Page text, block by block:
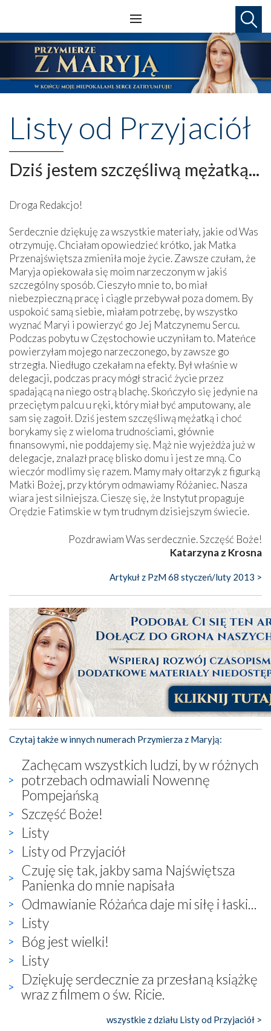
Listy od Przyjaciół
Dziś jestem szczęśliwą mężatką...
Droga Redakcjo!
Serdecznie dziękuję za wszystkie materiały, jakie od Was
otrzymuję. Chciałam opowiedzieć krótko, jak Matka
Przenajświętsza zmieniła moje życie. Zawsze czułam, że
Maryja opiekowała się moim narzeczonym w jakiś
szczególny sposób. Cieszyło mnie to, bo miał
niebezpieczną pracę i ciągle przebywał poza domem. By
uspokoić samą siebie, miałam potrzebę, by wszystko
wyznać Maryi i powierzyć go Jej Matczynemu Sercu.
Podczas pobytu w Częstochowie uczyniłam to. Mateńce
powierzyłam mojego narzeczonego, by zawsze go
strzegła. Niedługo czekałam na efekty. Był właśnie w
delegacji, podczas pracy mógł stracić życie przez
spadającą na niego ostrą blachę. Skończyło się jedynie na
przeciętym palcu u ręki, który miał być amputowany, ale
sam się zagoił. Dziś jestem szczęśliwą mężatką i choć
borykamy się z wieloma trudnościami, głównie
finansowymi, nie poddajemy się. Mąż nie wyjeżdża już w
delegacje, znalazł pracę blisko domu i jest ze mną. Co
wieczór modlimy się razem. Mamy mały ołtarzyk z figurką
Matki Bożej, przy którym odmawiamy Różaniec. Nasza
wiara jest silniejsza. Cieszę się, że Instytut propaguje
Orędzie Fatimskie w tym trudnym dzisiejszym świecie.
Pozdrawiam Was serdecznie. Szczęść Boże!
Katarzyna z Krosna
Artykuł z PzM 68 styczeń/luty 2013 >
Czytaj także w innych numerach Przymierza z Maryją:
Zachęcam wszystkich ludzi, by w różnych
potrzebach odmawiali Nowennę
Pompejańską
Szczęść Boże!
Listy
Listy od Przyjaciół
Czuję się tak, jakby sama Najświętsza
Panienka do mnie napisała
Odmawianie Różańca daje mi siłę i łaski...
Listy
Bóg jest wielki!
Listy
Dziękuję serdecznie za przesłaną książkę
wraz z filmem o św. Ricie.
wszystkie z działu Listy od Przyjaciół >